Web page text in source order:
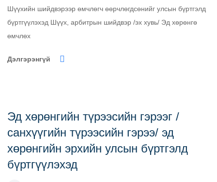
Шүүхийн шийдвэрээр өмчлөгч өөрчлөгдсөнийг улсын бүртгэлд
бүртгүүлэхэд Шүүх, арбитрын шийдвэр /эх хувь/ Эд хөрөнгө
өмчлөх
Дэлгэрэнгүй
Эд хөрөнгийн түрээсийн гэрээг /
санхүүгийн түрээсийн гэрээ/ эд
хөрөнгийн эрхийн улсын бүртгэлд
бүртгүүлэхэд